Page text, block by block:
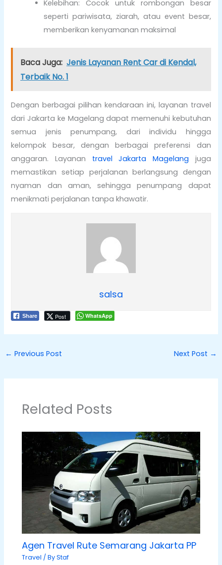
Kelebihan: Cocok untuk rombongan besar
seperti pariwisata, ziarah, atau event besar,
memberikan kenyamanan maksimal
Baca Juga: Jenis Layanan Rent Car di Kendal,
Terbaik No. 1
Dengan berbagai pilihan kendaraan ini, layanan travel
dari Jakarta ke Magelang dapat memenuhi kebutuhan
semua jenis penumpang, dari individu hingga
kelompok besar, dengan berbagai preferensi dan
anggaran. Layanan travel Jakarta Magelang juga
memastikan setiap perjalanan berlangsung dengan
nyaman dan aman, sehingga penumpang dapat
menikmati perjalanan tanpa khawatir.
salsa
Share Post WhatsApp
← Previous Post Next Post →
Related Posts
Agen Travel Rute Semarang Jakarta PP
Travel / ByStaf